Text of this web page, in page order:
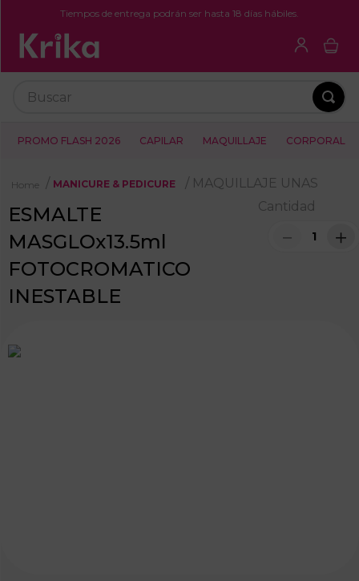
Tiempos de entrega podrán ser hasta 18 días hábiles.
PROMO FLASH 2026 CAPILAR MAQUILLAJE CORPORAL
MANICURE & PEDICURE MAQUILLAJE UNAS
ESMALTE
MASGLOx13.5ml
FOTOCROMATICO
INESTABLE
Cantidad
＋
－